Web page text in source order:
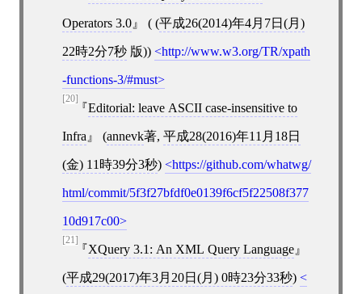
Operators 3.0 ( (平成26(2014)年4月7日(月)
22時2分7秒版)) http://www.w3.org/TR/xpath
-functions-3/#must
[20]
Editorial: leave ASCII case-insensitive to
Infra (annevk著, 平成28(2016)年11月18日
(金) 11時39分3秒) https://github.com/whatwg/
html/commit/5f3f27bfdf0e0139f6cf5f22508f377
10d917c00
[21]
XQuery 3.1: An XML Query Language
(平成29(2017)年3月20日(月) 0時23分33秒)